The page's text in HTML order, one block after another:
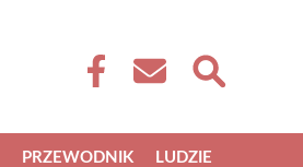
PRZEWODNIK LUDZIE